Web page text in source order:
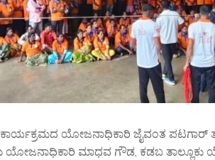
ಯೋಜನಾಧಿಕಾರಿ ಜೈವಂತ ಪಟಗಾರ್
ಯೋಜನಾಧಿಕಾರಿ ಮಾಧವ ಗೌಡ, ಕಡಬ ತಾಲ್ಲೂಕು